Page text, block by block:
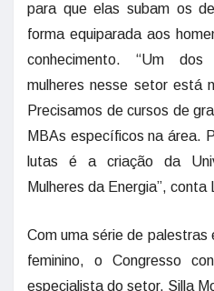
para que elas subam os
forma equiparada aos
conhecimento. “Um
mulheres nesse setor está
Precisamos de cursos de
MBAs específicos na área.
lutas é a criação da
Mulheres da Energia”, conta
Com uma série de palestras
feminino, o Congresso
especialista do setor, Silla